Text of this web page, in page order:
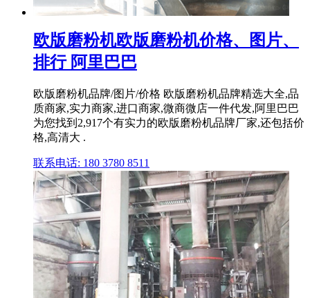
欧版磨粉机欧版磨粉机价格、图片、
排行 阿里巴巴
欧版磨粉机品牌/图片/价格 欧版磨粉机品牌精选大全,品
质商家,实力商家,进口商家,微商微店一件代发,阿里巴巴
为您找到2,917个有实力的欧版磨粉机品牌厂家,还包括价
格,高清大 .
联系电话: 180 3780 8511